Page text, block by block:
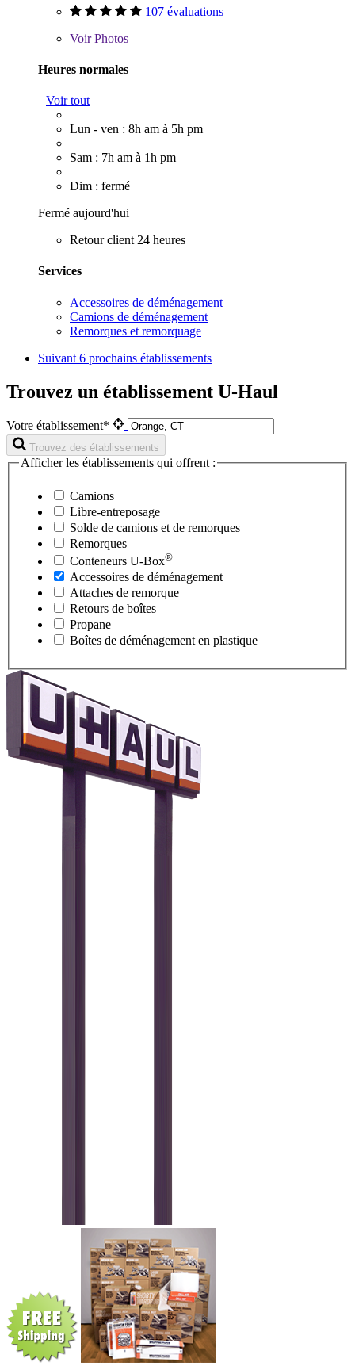
107 évaluations
VoirPhotos
Heures normales
Voir tout
Lun - ven : 8h am à 5h pm
Sam : 7h am à 1h pm
Dim : fermé
Fermé aujourd'hui
Retour client 24 heures
Services
Accessoires de déménagement
Camions de déménagement
Remorques et remorquage
Suivant 6 prochains établissements
Trouvez un établissement U-Haul
Votre établissement*
Trouvez des établissements
Afficher les établissements qui offrent :
Camions
Libre-entreposage
Solde de camions et de remorques
Remorques
Conteneurs U-Box®
Accessoires de déménagement
Attaches de remorque
Retours de boîtes
Propane
Boîtes de déménagement en plastique